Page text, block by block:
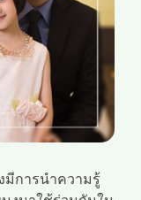
มีการนำความรู้